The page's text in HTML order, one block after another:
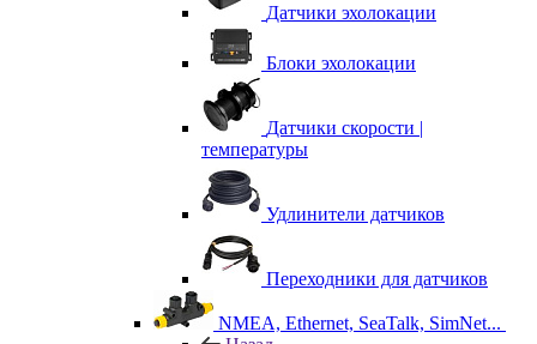
Датчики эхолокации
Блоки эхолокации
Датчики скорости |
температуры
Удлинители датчиков
Переходники для датчиков
NMEA, Ethernet, SeaTalk, SimNet...